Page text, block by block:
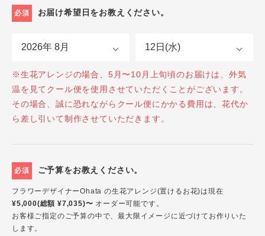
必須 お届け希望日をお教えください。
※生花アレンジの場合、5月〜10月上旬頃のお届けは、外気
温を見てクール便を使用させていただくことがございます。
その場合、誠に恐れながらクール便にかかる費用は、花代か
ら差し引いて制作させていただきます。
必須 ご予算をお教えください。
フラワーデザイナーOhata の生花アレンジ(置けるお花)は現在
¥5,000(総額 ¥7,035)〜 オーダー可能です。
お客様ご指定のご予算の中で、最大限イメージに近づけてお作りいた
します。